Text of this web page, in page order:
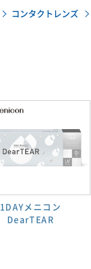
コンタクトレンズ
1DAYメニコン
DearTEAR